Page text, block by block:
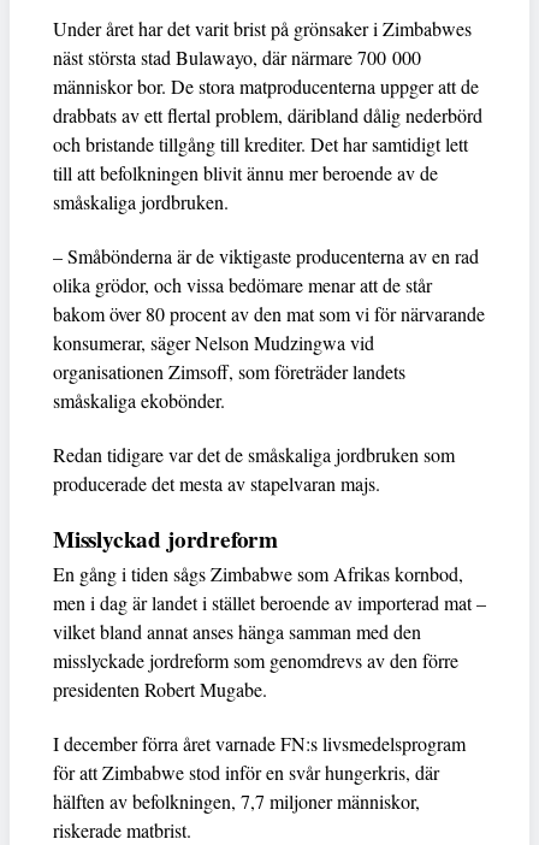
Under året har det varit brist på grönsaker i Zimbabwes
näst största stad Bulawayo, där närmare 700 000
människor bor. De stora matproducenterna uppger att de
drabbats av ett flertal problem, däribland dålig nederbörd
och bristande tillgång till krediter. Det har samtidigt lett
till att befolkningen blivit ännu mer beroende av de
småskaliga jordbruken.
– Småbönderna är de viktigaste producenterna av en rad
olika grödor, och vissa bedömare menar att de står
bakom över 80 procent av den mat som vi för närvarande
konsumerar, säger Nelson Mudzingwa vid
organisationen Zimsoff, som företräder landets
småskaliga ekobönder.
Redan tidigare var det de småskaliga jordbruken som
producerade det mesta av stapelvaran majs.
Misslyckad jordreform
En gång i tiden sågs Zimbabwe som Afrikas kornbod,
men i dag är landet i stället beroende av importerad mat –
vilket bland annat anses hänga samman med den
misslyckade jordreform som genomdrevs av den förre
presidenten Robert Mugabe.
I december förra året varnade FN:s livsmedelsprogram
för att Zimbabwe stod inför en svår hungerkris, där
hälften av befolkningen, 7,7 miljoner människor,
riskerade matbrist.